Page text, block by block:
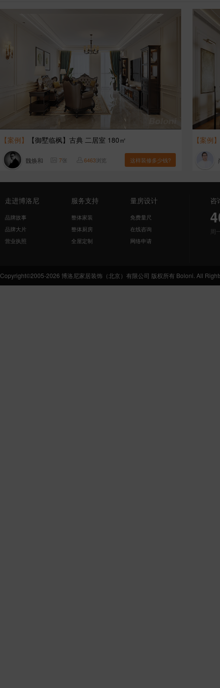
【案例】 【御墅临枫】古典 二居室 180㎡
魏焕和 7张 6463浏览 这样装修多少钱?
【案例】
走进博洛尼
品牌故事
品牌大片
营业执照
服务支持
整体家装
整体厨房
全屋定制
量房设计
免费量尺
在线咨询
网络申请
咨
周
Copyright©2005-2026 博洛尼家居装饰（北京）有限公司 版权所有 Boloni. All